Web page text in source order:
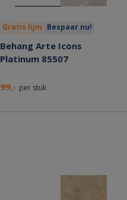
Gratis lijm Bespaar nu!
Behang Arte Icons
Platinum 85507
99,- per stuk